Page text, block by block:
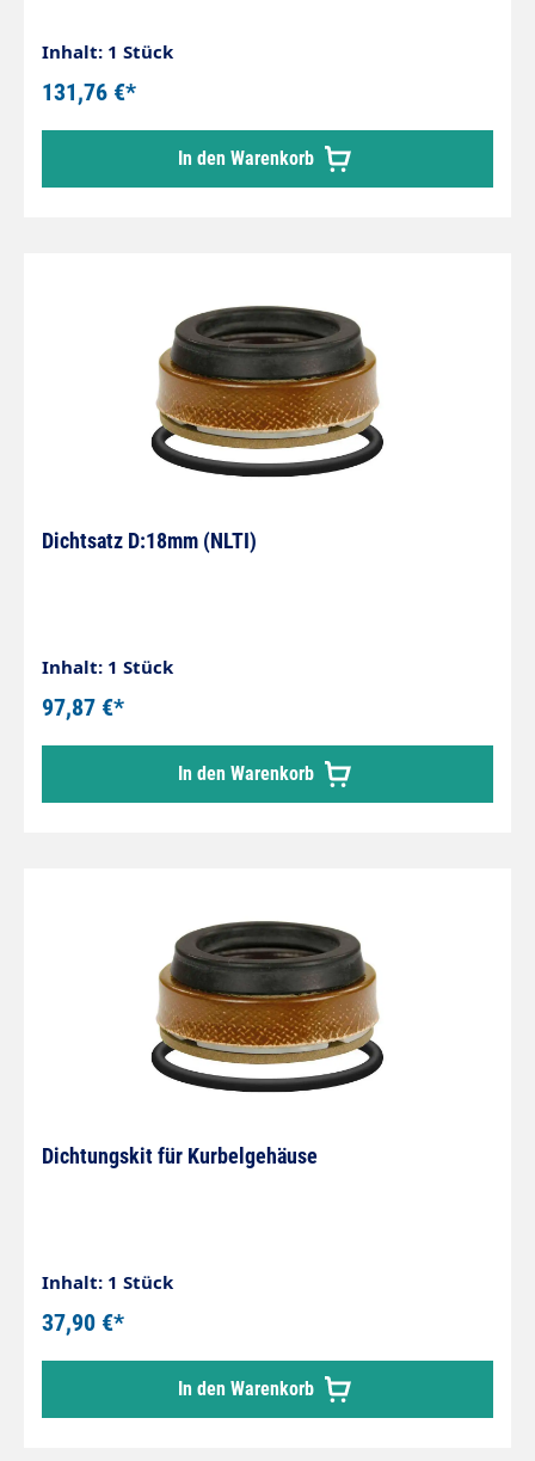
Inhalt: 1 Stück
131,76 €*
In den Warenkorb
Dichtsatz D:18mm (NLTI)
Inhalt: 1 Stück
97,87 €*
In den Warenkorb
Dichtungskit für Kurbelgehäuse
Inhalt: 1 Stück
37,90 €*
In den Warenkorb